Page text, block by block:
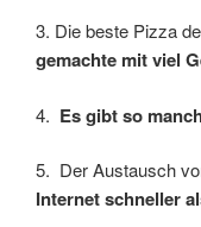
3. Die beste Pizza
gemachte mit viel
4. Es gibt so
5. Der Austausch
Internet schneller